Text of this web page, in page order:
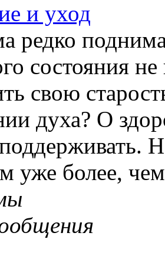
и уход
редко
состояния
свою
духа? О
уже более,